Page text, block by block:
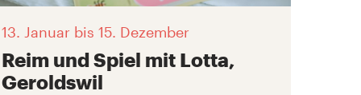
13. Januar bis 15. Dezember
Reim und Spiel mit Lotta,
Geroldswil